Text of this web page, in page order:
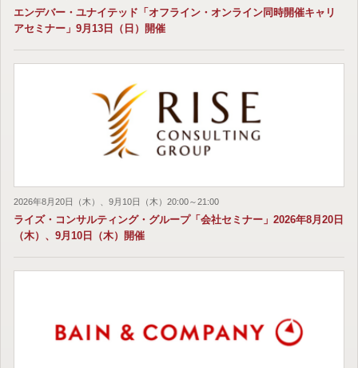
エンデバー・ユナイテッド「オフライン・オンライン同時開催キャリ
アセミナー」9月13日（日）開催
2026年8月20日（木）、9月10日（木）20:00～21:00
ライズ・コンサルティング・グループ「会社セミナー」2026年8月20日
（木）、9月10日（木）開催